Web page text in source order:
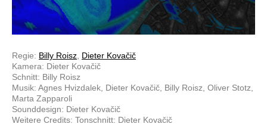
Regie: Billy Roisz Dieter Kovačič
Kamera: Dieter Kovačič
Schnitt: Billy Roisz
Musik: Agnes Hvizdalek, Dieter Kovačič, Billy Roisz, Oliver Stotz,
Marta Zapparoli
Sounddesign: Dieter Kovačič
Weitere Credits: Tonschnitt: Dieter Kovačič